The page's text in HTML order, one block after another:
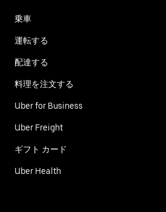
乗車
運転する
配達する
料理を注文する
Uber for Business
Uber Freight
ギフト カード
Uber Health